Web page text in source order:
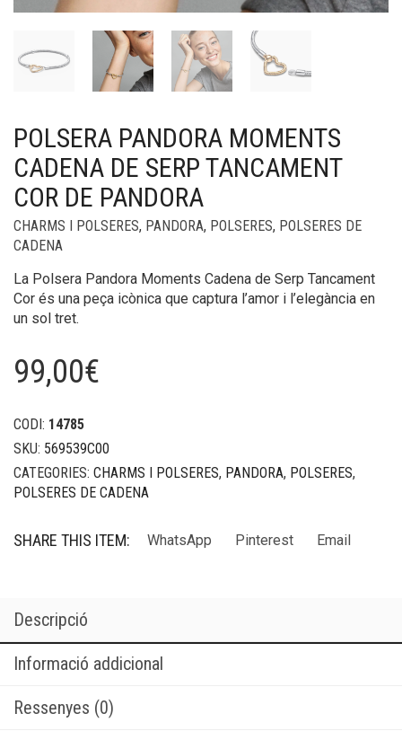
POLSERA PANDORA MOMENTS
CADENA DE SERP TANCAMENT
COR DE PANDORA
CHARMS I POLSERES, PANDORA, POLSERES, POLSERES DE
CADENA
La Polsera Pandora Moments Cadena de Serp Tancament
Cor és una peça icònica que captura l’amor i l’elegància en
un sol tret.
99,00€
CODI: 14785
SKU: 569539C00
CATEGORIES: CHARMS I POLSERES, PANDORA, POLSERES,
POLSERES DE CADENA
SHARE THIS ITEM: WhatsApp Pinterest Email
Descripció
Informació addicional
Ressenyes (0)